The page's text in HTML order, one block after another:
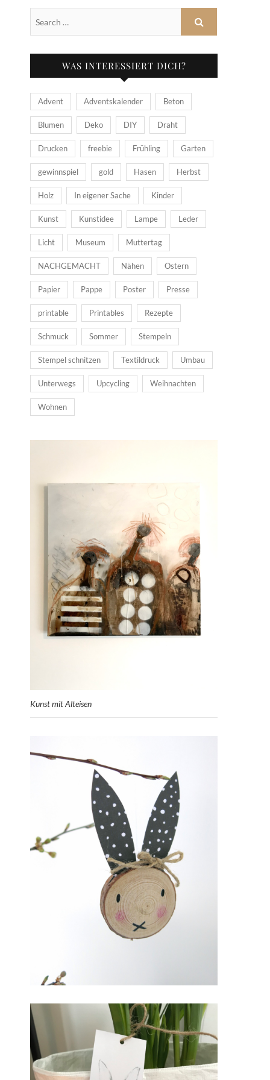
WAS INTERESSIERT DICH?
Advent Adventskalender Beton
Blumen Deko DIY Draht
Drucken freebie Frühling Garten
gewinnspiel gold Hasen Herbst
Holz In eigener Sache Kinder
Kunst Kunstidee Lampe Leder
Licht Museum Muttertag
NACHGEMACHT Nähen Ostern
Papier Pappe Poster Presse
printable Printables Rezepte
Schmuck Sommer Stempeln
Stempel schnitzen Textildruck Umbau
Unterwegs Upcycling Weihnachten
Wohnen
Kunst mit Alteisen